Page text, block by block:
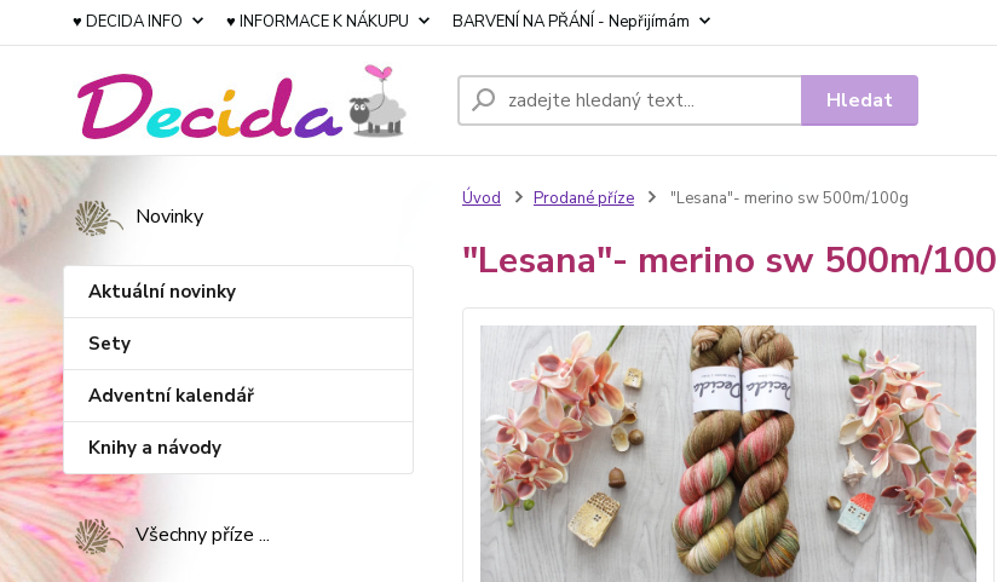
♥ DECIDA INFO ♥ INFORMACE K NÁKUPU BARVENÍ NA PŘÁNÍ - Nepřijímám
Hledat
Novinky
Aktuální novinky
Sety
Adventní kalendář
Knihy a návody
Všechny příze ...
Úvod Prodané příze "Lesana"- merino sw 500m/100g
"Lesana"- merino sw 500m/